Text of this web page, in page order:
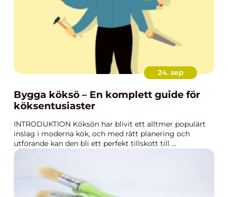
24. sep
Bygga köksö – En komplett guide för
köksentusiaster
INTRODUKTION Köksön har blivit ett alltmer populärt
inslag i moderna kök, och med rätt planering och
utförande kan den bli ett perfekt tillskott till ...